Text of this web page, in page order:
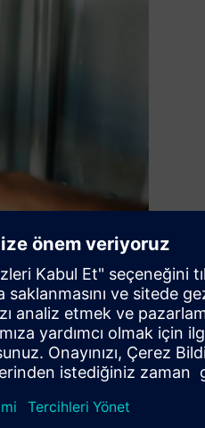
operations and
and adjust growing